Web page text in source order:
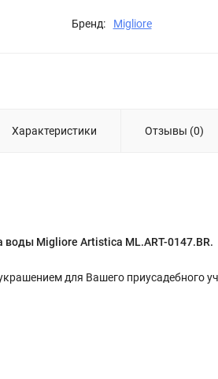
Бренд: Migliore
Характеристики Отзывы (0)
воды Migliore Artistica ML.ART-0147.BR.
для Вашего приусадебного